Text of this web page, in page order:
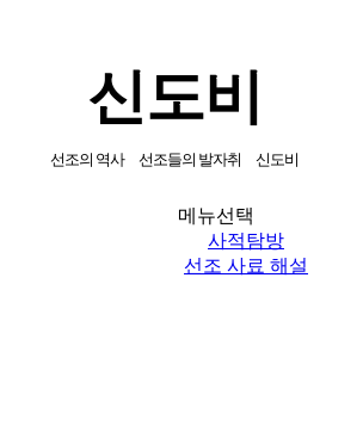
신도비
선조의 역사 선조들의 발자취 신도비
메뉴선택
사적탐방
선조 사료 해설